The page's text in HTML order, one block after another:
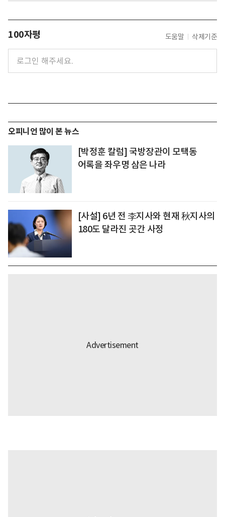
100자평 도움말 삭제기준
오피니언 많이 본 뉴스
[박정훈 칼럼] 국방장관이 모택동
어록을 좌우명 삼은 나라
[사설] 6년 전 李지사와 현재 秋지사의
180도 달라진 곳간 사정